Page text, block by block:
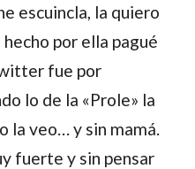
escuincla, la quiero
por ella pagué
fue por
lo de la «Prole» la
la veo… y sin mamá.
fuerte y sin pensar